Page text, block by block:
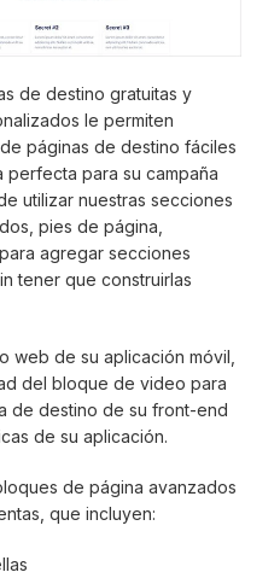
de destino gratuitas y
le permiten
páginas de destino fáciles
para su campaña
utilizar nuestras secciones
pies de página,
agregar secciones
tener que construirlas
web de su aplicación móvil,
del bloque de video para
de destino de su front-end
de su aplicación.
de página avanzados
que incluyen: